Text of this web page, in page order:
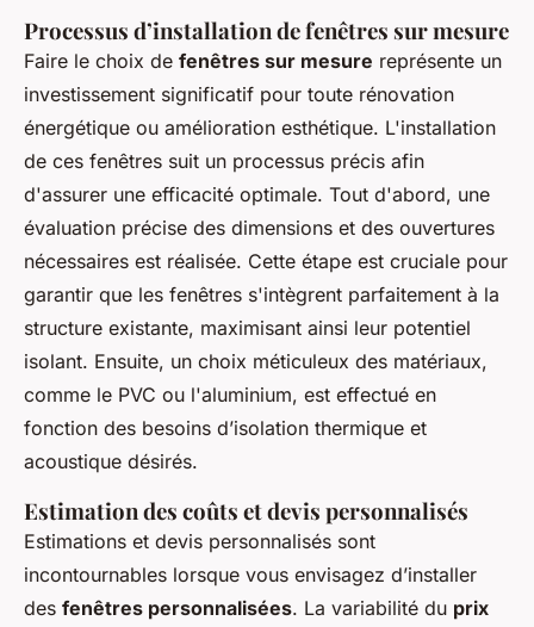
Processus d’installation de fenêtres sur mesure
Faire le choix de fenêtres sur mesure représente un
investissement significatif pour toute rénovation
énergétique ou amélioration esthétique. L'installation
de ces fenêtres suit un processus précis afin
d'assurer une efficacité optimale. Tout d'abord, une
évaluation précise des dimensions et des ouvertures
nécessaires est réalisée. Cette étape est cruciale pour
garantir que les fenêtres s'intègrent parfaitement à la
structure existante, maximisant ainsi leur potentiel
isolant. Ensuite, un choix méticuleux des matériaux,
comme le PVC ou l'aluminium, est effectué en
fonction des besoins d’isolation thermique et
acoustique désirés.
Estimation des coûts et devis personnalisés
Estimations et devis personnalisés sont
incontournables lorsque vous envisagez d’installer
des fenêtres personnalisées. La variabilité du prix